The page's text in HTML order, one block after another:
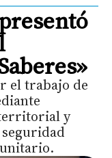
el trabajo de
y